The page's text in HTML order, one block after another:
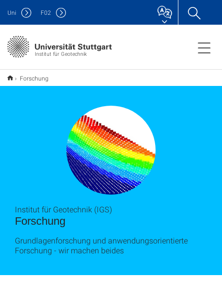
Institut für Geotechnik
Uni F02
Forschung
Forschung
Institut für Geotechnik (IGS)
Grundlagenforschung und anwendungsorientierte
Forschung - wir machen beides